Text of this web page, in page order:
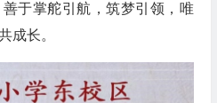
于掌舵引航，筑梦引领，唯
成长。